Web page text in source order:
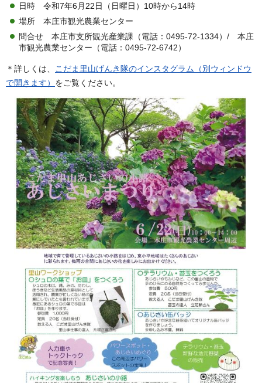
日時 令和7年6月22日（日曜日）10時から14時
場所 本庄市観光農業センター
問合せ 本庄市支所観光産業課（電話：0495-72-1334）/ 本庄
市観光農業センター（電話：0495-72-6742）
＊詳しくは、
こだま里山げんき隊のインスタグラム（別ウィンドウ
で開きます） をご覧ください。